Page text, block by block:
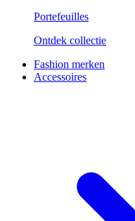
Portefeuilles
Ontdek collectie
Fashion merken
Accessoires